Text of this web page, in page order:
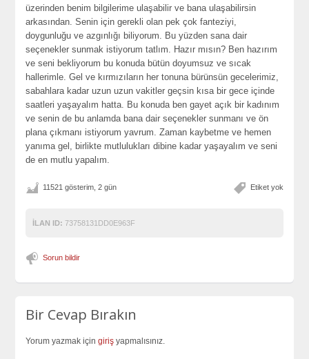
üzerinden benim bilgilerime ulaşabilir ve bana ulaşabilirsin
arkasından. Senin için gerekli olan pek çok fanteziyi,
doygunluğu ve azgınlığı biliyorum. Bu yüzden sana dair
seçenekler sunmak istiyorum tatlım. Hazır mısın? Ben hazırım
ve seni bekliyorum bu konuda bütün doyumsuz ve sıcak
hallerimle. Gel ve kırmızıların her tonuna bürünsün gecelerimiz,
sabahlara kadar uzun uzun vakitler geçsin kısa bir gece içinde
saatleri yaşayalım hatta. Bu konuda ben gayet açık bir kadınım
ve senin de bu anlamda bana dair seçenekler sunmanı ve ön
plana çıkmanı istiyorum yavrum. Zaman kaybetme ve hemen
yanıma gel, birlikte mutlulukları dibine kadar yaşayalım ve seni
de en mutlu yapalım.
Etiket yok
11521 gösterim, 2 gün
İLAN ID: 73758131DD0E963F
Sorun bildir
Bir Cevap Bırakın
Yorum yazmak içingiriş yapmalısınız.